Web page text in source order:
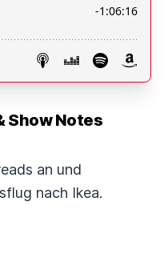
Show Notes
an und
nach Ikea.